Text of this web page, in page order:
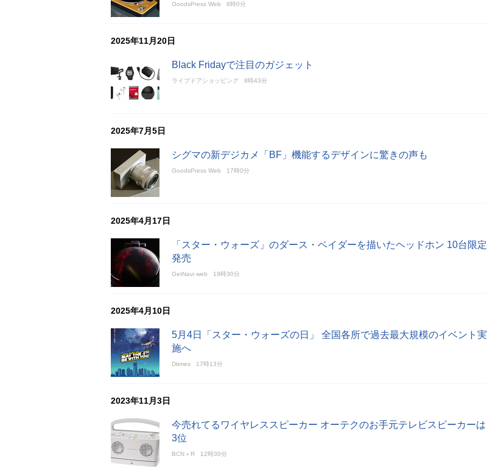
GoodsPress Web 6時0分
2025年11月20日
Black Fridayで注目のガジェット
ライブドアショッピング 8時43分
2025年7月5日
シグマの新デジカメ「BF」機能するデザインに驚きの声も
GoodsPress Web 17時0分
2025年4月17日
「スター・ウォーズ」のダース・ベイダーを描いたヘッドホン 10台限定
発売
GetNavi web 19時30分
2025年4月10日
5月4日「スター・ウォーズの日」 全国各所で過去最大規模のイベント実
施へ
Dtimes 17時13分
2023年11月3日
今売れてるワイヤレススピーカー オーテクのお手元テレビスピーカーは
3位
BCN＋R 12時30分